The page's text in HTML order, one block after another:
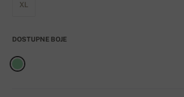
XL
DOSTUPNE BOJE